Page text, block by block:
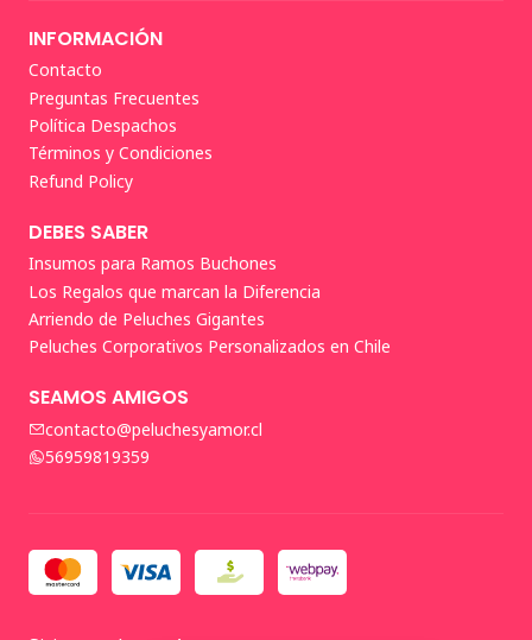
INFORMACIÓN
Contacto
Preguntas Frecuentes
Política Despachos
Términos y Condiciones
Refund Policy
DEBES SABER
Insumos para Ramos Buchones
Los Regalos que marcan la Diferencia
Arriendo de Peluches Gigantes
Peluches Corporativos Personalizados en Chile
SEAMOS AMIGOS
contacto@peluchesyamor.cl
56959819359